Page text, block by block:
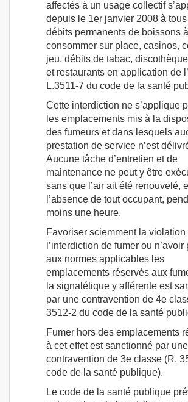
affectés à un usage collectif
depuis le 1er janvier 2008 à
débits permanents de boissons à
consommer sur place, casinos,
jeu, débits de tabac,
et restaurants en application de
L.3511-7 du code de la santé
Cette interdiction ne s’applique
les emplacements mis à la
des fumeurs et dans lesquels
prestation de service n’est
Aucune tâche d’entretien et de
maintenance ne peut y être
sans que l’air ait été renouvelé,
l’absence de tout occupant,
moins une heure.
Favoriser sciemment la violation
l’interdiction de fumer ou n’avoir
aux normes applicables les
emplacements réservés aux
la signalétique y afférente est
par une contravention de 4e
3512-2 du code de la santé
Fumer hors des emplacements
à cet effet est sanctionné par une
contravention de 3e classe (R.
code de la santé publique).
Le code de la santé publique